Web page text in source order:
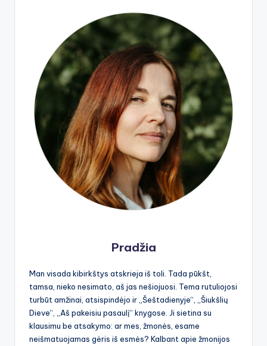
Pradžia
Man visada kibirkštys atskrieja iš toli. Tada pūkšt,
tamsa, nieko nesimato, aš jas nešiojuosi. Tema rutuliojosi
turbūt amžinai, atsispindėjo ir „Šeštadienyje“, „Šiukšlių
Dieve“, „Aš pakeisiu pasaulį“ knygose. Ji sietina su
klausimu be atsakymo: ar mes, žmonės, esame
neišmatuojamas gėris iš esmės? Kalbant apie žmonijos